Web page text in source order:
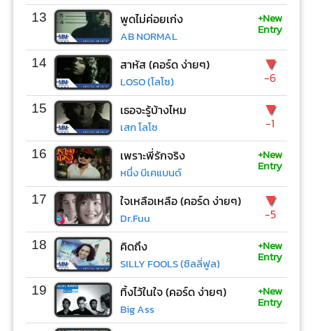
13 พูดไม่ค่อยเก่ง
AB NORMAL
+New
Entry
14 สาหัส (คอร์ด ง่ายๆ)
LOSO (โลโซ)
▼
-6
15 เธอจะรู้บ้างไหม
เสก โลโซ
▼
-1
16 เพราะพี่รักจริง
หนึ่ง บีเคแบนด์
+New
Entry
17 ใจเหลือเหลือ (คอร์ด ง่ายๆ)
Dr.Fuu
▼
-5
18 คิดถึง
SILLY FOOLS (ซิลลี่ฟูล)
+New
Entry
19 ทิ้งไว้ในใจ (คอร์ด ง่ายๆ)
Big Ass
+New
Entry